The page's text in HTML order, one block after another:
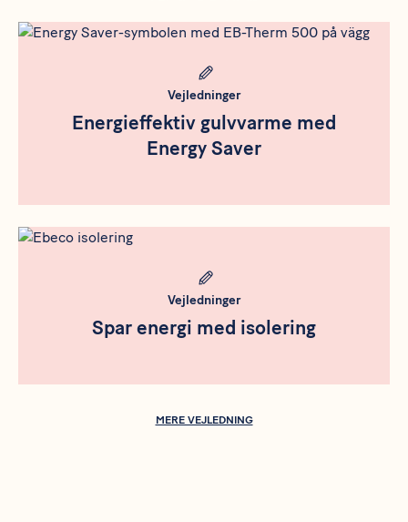
Meta bild
Vejledninger
Energieffektiv gulvvarme med
Energy Saver
Meta bild
Vejledninger
Spar energi med isolering
MERE VEJLEDNING